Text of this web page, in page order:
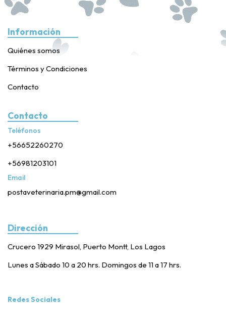
Información
Quiénes somos
Términos y Condiciones
Contacto
Contacto
Teléfonos
+56652260270
+56981203101
Email
postaveterinaria.pm@gmail.com
Dirección
Crucero 1929 Mirasol, Puerto Montt, Los Lagos
Lunes a Sábado 10 a 20 hrs. Domingos de 11 a 17 hrs.
Redes Sociales